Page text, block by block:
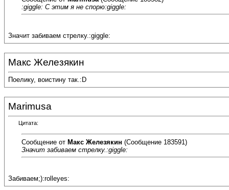
:giggle: С этим я не спорю:giggle:
Значит забиваем стрелку.:giggle:
Макс Железякин
Поелику, воистину так.:D
Marimusa
Цитата:
Сообщение от Макс Железякин (Сообщение 183591)
Значит забиваем стрелку.:giggle:
Забиваем;):rolleyes: